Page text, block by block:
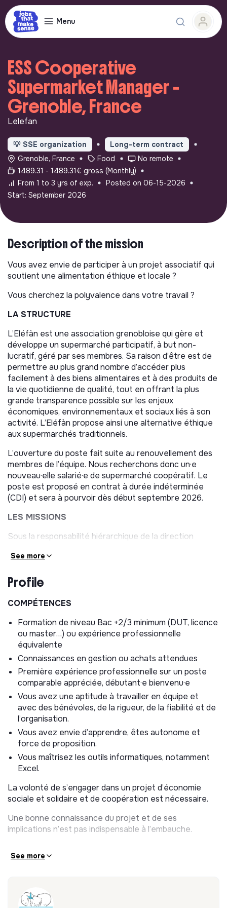
Menu
ESS Cooperative
Supermarket Manager -
Grenoble, France
Lelefan
💡 SSE organization
Long-term contract
Grenoble, France
Food
No remote
1489.31 - 1489.31€ gross (Monthly)
From 1 to 3 yrs of exp.
Posted on 06-15-2026
Start: September 2026
Description of the mission
Vous avez envie de participer à un projet associatif qui
soutient une alimentation éthique et locale ?
Vous cherchez la polyvalence dans votre travail ?
LA STRUCTURE
L’Eléfàn est une association grenobloise qui gère et
développe un supermarché participatif, à but non-
lucratif, géré par ses membres. Sa raison d’être est de
permettre au plus grand nombre d’accéder plus
facilement à des biens alimentaires et à des produits de
la vie quotidienne de qualité, tout en offrant la plus
grande transparence possible sur les enjeux
économiques, environnementaux et sociaux liés à son
activité. L’Eléfàn propose ainsi une alternative éthique
aux supermarchés traditionnels.
L’ouverture du poste fait suite au renouvellement des
membres de l’équipe. Nous recherchons donc un·e
nouveau·elle salarié·e de supermarché coopératif. Le
poste est proposé en contrat à durée indéterminée
(CDI) et sera à pourvoir dès début septembre 2026.
LES MISSIONS
Sous la responsabilité hiérarchique de la direction
l’équipe salariée et formerez notamment un binôme
des missions similaires et complémentaires. Vous serez
l’association. Vos différentes missions auront pour but
gestion des achats et des ventes et d’accompagner la
structure dans son développement.
Vos principales missions seront orientées sur 2 axes :
opérationnel & développement.
Consolider le catalogue des produits, fiabiliser la
gestion des achats et des ventes
Tâches hebdomadaires :
o Commande des produits choisis par les bénévoles,
tout en respectant l’équilibre entre critères
économiques et éthiques de l’association.
o Saisie des stocks
o Gestion des relations avec les fournisseurs : suivi des
livraisons et des réclamations
o Mise à jour de la base de données des articles
See more
Profile
COMPÉTENCES
Formation de niveau Bac +2/3 minimum (DUT, licence
ou master…) ou expérience professionnelle
équivalente
Connaissances en gestion ou achats attendues
Première expérience professionnelle sur un poste
comparable appréciée, débutant·e bienvenu·e
Vous avez une aptitude à travailler en équipe et
avec des bénévoles, de la rigueur, de la fiabilité et de
l’organisation.
Vous avez envie d’apprendre, êtes autonome et
force de proposition.
Vous maîtrisez les outils informatiques, notamment
Excel.
La volonté de s’engager dans un projet d’économie
sociale et solidaire et de coopération est nécessaire.
Une bonne connaissance du projet et de ses
implications n’est pas indispensable à l’embauche.
See more